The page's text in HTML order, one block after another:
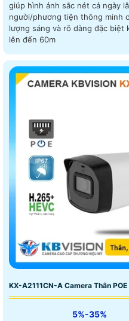
giúp hình ảnh sắc nét cả ngày
người/phương tiện thông minh
lượng sáng và rõ dàng đặc biệt
lên đến 60m
KX-A2111CN-A Camera Thân POE
5%-35%